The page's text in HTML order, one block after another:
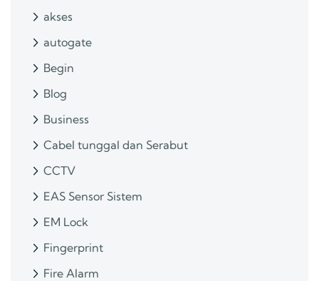
akses
autogate
Begin
Blog
Business
Cabel tunggal dan Serabut
CCTV
EAS Sensor Sistem
EM Lock
Fingerprint
Fire Alarm